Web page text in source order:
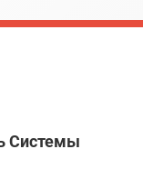
Системы